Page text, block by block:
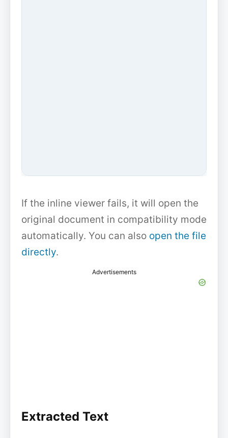
If the inline viewer fails, it will open the
original document in compatibility mode
automatically. You can also open the file
directly.
Advertisements
Extracted Text